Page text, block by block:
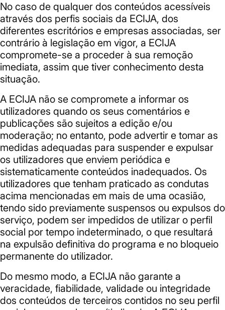
No caso de qualquer dos conteúdos acessíveis
através dos perfis sociais da ECIJA, dos
diferentes escritórios e empresas associadas, ser
contrário à legislação em vigor, a ECIJA
compromete-se a proceder à sua remoção
imediata, assim que tiver conhecimento desta
situação.
A ECIJA não se compromete a informar os
utilizadores quando os seus comentários e
publicações são sujeitos a edição e/ou
moderação; no entanto, pode advertir e tomar as
medidas adequadas para suspender e expulsar
os utilizadores que enviem periódica e
sistematicamente conteúdos inadequados. Os
utilizadores que tenham praticado as condutas
acima mencionadas em mais de uma ocasião,
tendo sido previamente suspensos ou expulsos do
serviço, podem ser impedidos de utilizar o perfil
social por tempo indeterminado, o que resultará
na expulsão definitiva do programa e no bloqueio
permanente do utilizador.
Do mesmo modo, a ECIJA não garante a
veracidade, fiabilidade, validade ou integridade
dos conteúdos de terceiros contidos no seu perfil